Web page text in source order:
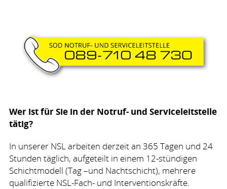
Wer ist für Sie in der Notruf- und Serviceleitstelle
tätig?
In unserer NSLarbeiten derzeit an 365 Tagen und 24
Stunden täglich, aufgeteilt in einem 12-stündigen
Schichtmodell (Tag –und Nachtschicht), mehrere
qualifizierte NSL-Fach- und Interventionskräfte.